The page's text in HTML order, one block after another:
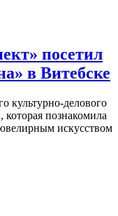
посетил
в Витебске
культурно-делового
познакомила
искусством